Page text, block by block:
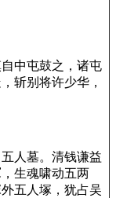
中屯鼓之，诸屯
斩别将许少华，
人墓。清钱谦益
生魂啸动五两
五人塚，犹占吴